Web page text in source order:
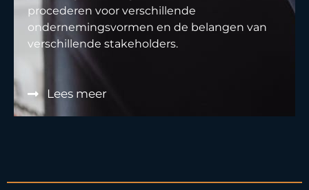
procederen voor verschillende
ondernemingsvormen en de belangen van
verschillende stakeholders.
Lees meer